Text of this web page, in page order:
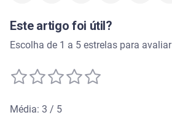
Este artigo foi útil?
Escolha de 1 a 5 estrelas para avaliar
Média: 3 / 5